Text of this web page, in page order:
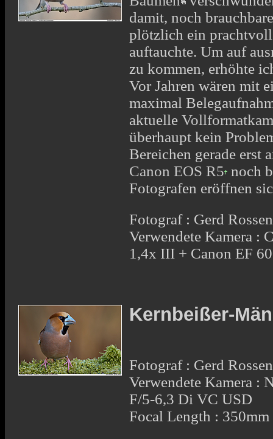
damit, noch
plötzlich ein
auftauchte. Um auf
zu kommen, erhöhte
Vor Jahren wären mit
maximal
aktuelle
überhaupt kein
Bereichen gerade erst
Canon EOS R5 noch
Fotografen eröffnen
Fotograf : Gerd Rossen
Verwendete Kamera :
1,4x III + Canon EF
Kernbeißer-
Fotograf : Gerd Rossen
Verwendete Kamera :
F/5-6,3 Di VC USD
Focal Length : 350mm